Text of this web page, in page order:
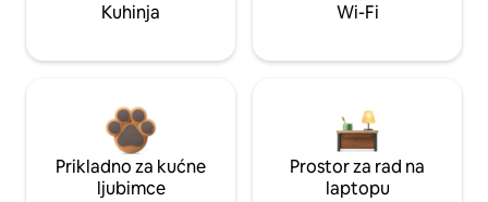
Kuhinja Wi-Fi
Prikladno za kućne
ljubimce
Prostor za rad na
laptopu